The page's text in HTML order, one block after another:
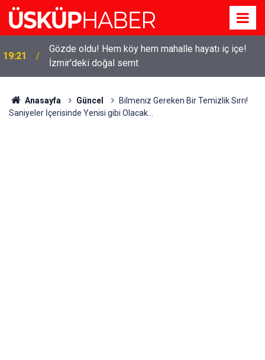
19:21
Gözde oldu! Hem köy hem mahalle hayatı iç içe!
İzmir'deki doğal semt
Anasayfa Güncel
Bilmeniz Gereken Bir Temizlik Sırrı!
Saniyeler İçerisinde Yenisi gibi Olacak...